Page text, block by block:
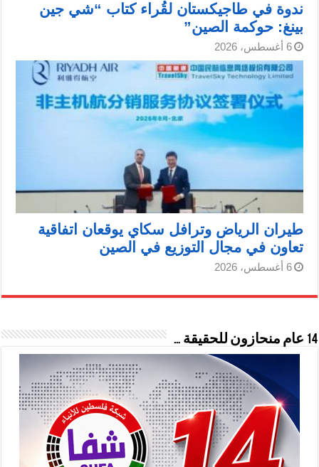
ندوة في طاجيكستان لقُراء كتاب “شي جين
بينغ: حوكمة الصين”
6 أغسطس، 2026
طيران الرياض وترافل سكاي يوقعان اتفاقية
تعاون في مجال التوزيع في الصين
6 أغسطس، 2026
14 عام منحازون للحقيقة …